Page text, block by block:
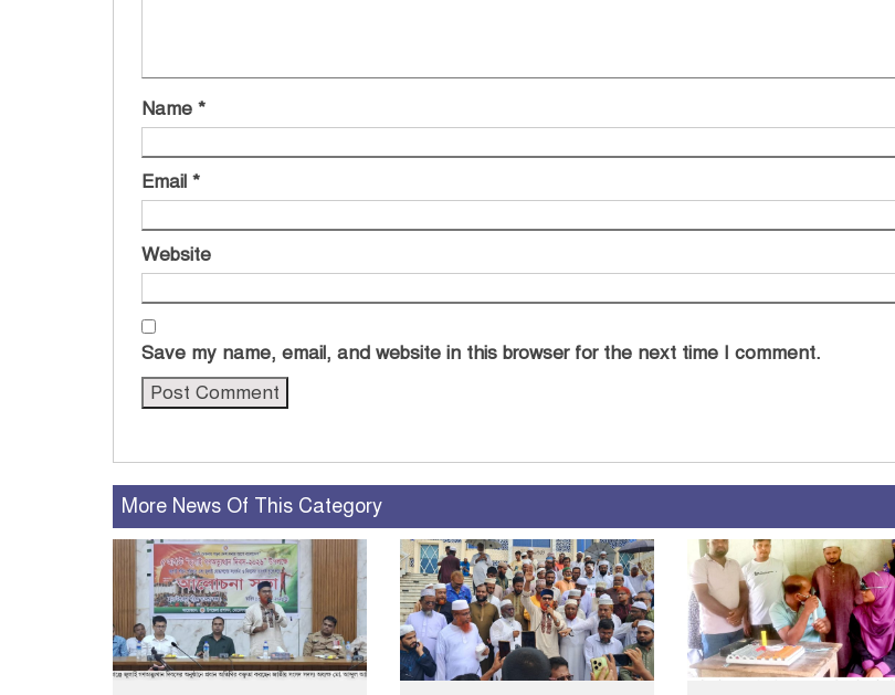
Name *
Email *
Website
Save my name, email, and website in this browser for the next time I comment.
More News Of This Category